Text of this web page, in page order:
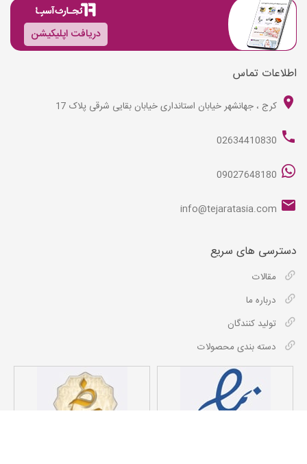
دریافت اپلیکیشن
اطلاعات تماس
کرج ، جهانشهر خیابان استانداری خیابان بقایی شرقی پلاک 17
02634410830
09027648180
info@tejaratasia.com
دسترسی های سریع
مقالات
درباره ما
تولید کنندگان
دسته بندی محصولات